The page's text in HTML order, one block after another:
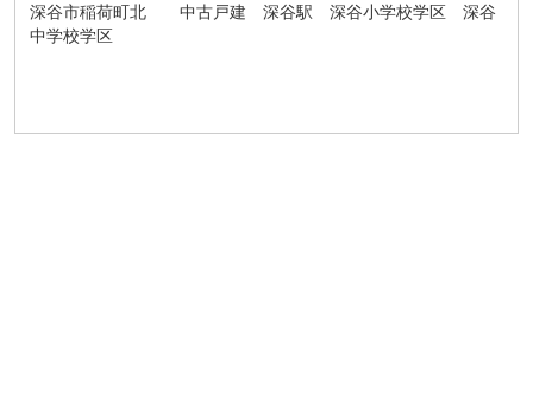
深谷市稲荷町北 中古戸建 深谷駅 深谷小学校学区 深谷
中学校学区